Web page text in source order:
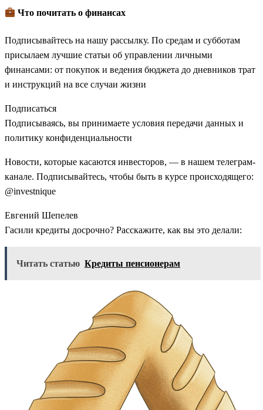
Что почитать о финансах
Подписывайтесь на нашу рассылку. По средам и субботам
присылаем лучшие статьи об управлении личными
финансами: от покупок и ведения бюджета до дневников трат
и инструкций на все случаи жизни
Подписаться
Подписываясь, вы принимаете условия передачи данных и
политику конфиденциальности
Новости, которые касаются инвесторов, — в нашем телеграм-
канале. Подписывайтесь, чтобы быть в курсе происходящего:
@investnique
Евгений Шепелев
Гасили кредиты досрочно? Расскажите, как вы это делали:
Читать статью Кредиты пенсионерам